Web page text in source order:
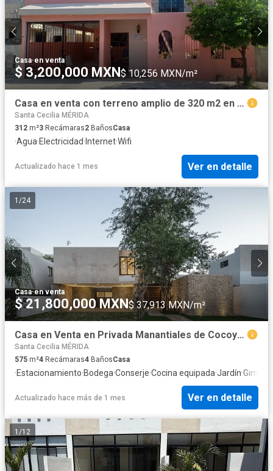
Casa·en venta
$ 3,200,000 MXN $ 10,256 MXN/m²
Casa en venta con terreno amplio de 320 m2 en Francisco de Montejo
Santa Cecilia MÉRIDA
312 m²3 Recámaras2 BañosCasa
·Agua·Electricidad· Internet·Wifi
Actualizado hace 1 mes Ver en detalle
1 /24
Casa·en venta
$ 21,800,000 MXN$ 37,913 MXN/m²
Casa en Venta en Privada Manantiales de Cocoyoles, Zona Cabo Norte, Mérida,
Santa Cecilia MÉRIDA
575 m²4 Recámaras4 BañosCasa
·Estacionamiento·Bodega·Conserje·Cocina equipada·Jardín·
Actualizado hace más de 1 mes Ver en detalle
1 /12